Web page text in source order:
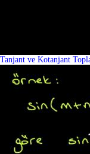
Tanjant ve Kotanjant